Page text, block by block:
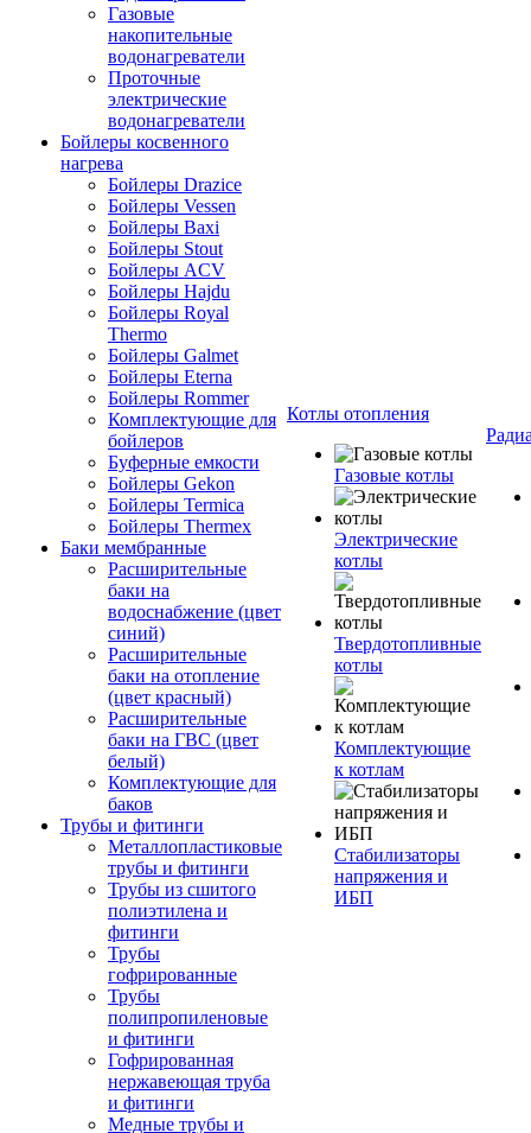
Газовые
накопительные
водонагреватели
Проточные
электрические
водонагреватели
Бойлеры косвенного
нагрева
Бойлеры Drazice
Бойлеры Vessen
Бойлеры Baxi
Бойлеры Stout
Бойлеры ACV
Бойлеры Hajdu
Бойлеры Royal
Thermo
Бойлеры Galmet
Бойлеры Eterna
Бойлеры Rommer
Комплектующие для
бойлеров
Буферные емкости
Бойлеры Gekon
Бойлеры Termica
Бойлеры Thermex
Баки мембранные
Расширительные
баки на
водоснабжение (цвет
синий)
Расширительные
баки на отопление
(цвет красный)
Расширительные
баки на ГВС (цвет
белый)
Комплектующие для
баков
Трубы и фитинги
Металлопластиковые
трубы и фитинги
Трубы из сшитого
полиэтилена и
фитинги
Трубы
гофрированные
Трубы
полипропиленовые
и фитинги
Гофрированная
нержавеющая труба
и фитинги
Медные трубы и
Котлы отопления
Газовые котлы
Электрические
котлы
Твердотопливные
котлы
Комплектующие
к котлам
Стабилизаторы
напряжения и
ИБП